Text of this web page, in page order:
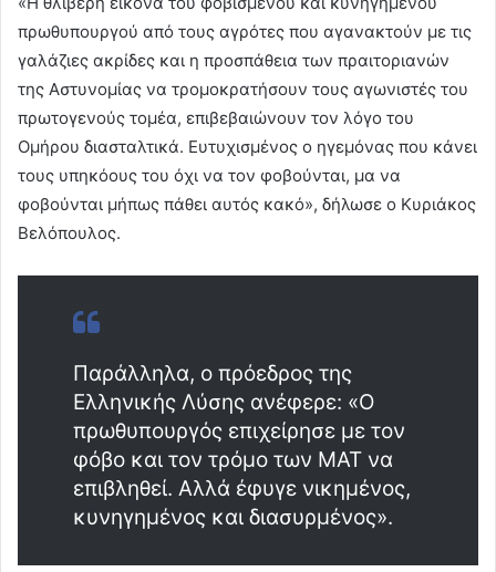
πρωθυπουργού από τους αγρότες που αγανακτούν με τις
γαλάζιες ακρίδες και η προσπάθεια των πραιτοριανών
της Αστυνομίας να τρομοκρατήσουν τους αγωνιστές του
πρωτογενούς τομέα, επιβεβαιώνουν τον λόγο του
Ομήρου διασταλτικά. Ευτυχισμένος ο ηγεμόνας που κάνει
τους υπηκόους του όχι να τον φοβούνται, μα να
φοβούνται μήπως πάθει αυτός κακό», δήλωσε ο Κυριάκος
Βελόπουλος.
Παράλληλα, ο πρόεδρος της
Ελληνικής Λύσης ανέφερε: «Ο
πρωθυπουργός επιχείρησε με τον
φόβο και τον τρόμο των ΜΑΤ να
επιβληθεί. Αλλά έφυγε νικημένος,
κυνηγημένος και διασυρμένος».